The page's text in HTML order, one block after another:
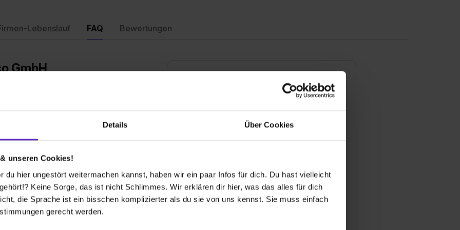
Details Über Cookies
unseren Cookies!
du hier ungestört weitermachen kannst, haben wir ein paar Infos für dich. Du hast vielleicht
Keine Sorge, das ist nicht Schlimmes. Wir erklären dir hier, was das alles für dich
die Sprache ist ein bisschen komplizierter als du sie von uns kennst. Sie muss einfach
gerecht werden.
Lebenslauf FAQ Bewertungen
Welche Ausbildungen/Dualen Studiengänge
Bis wann muss man sich für einen
Ausbildungsplatz bewerben?
GmbH
Industriekaufmann /-frau (m/w/d) sowie die
bei Ihnen aus?
erstellen. Alternativ hast du die
zu lassen.
im Januar eine erste Rückmeldung